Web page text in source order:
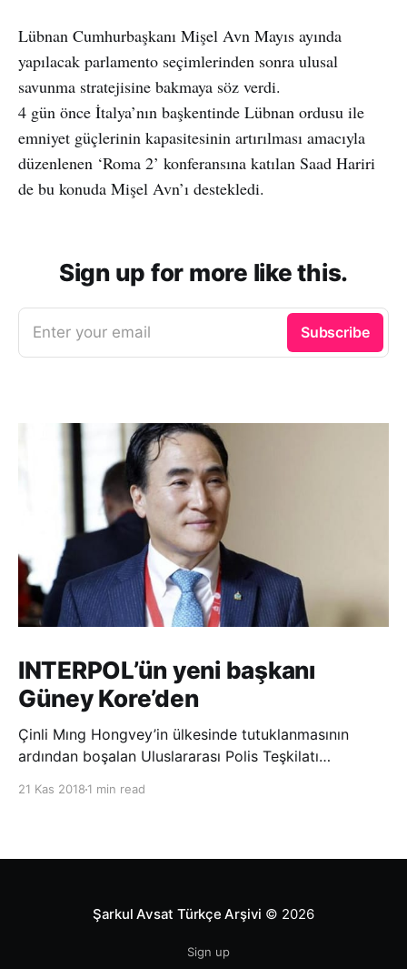
Lübnan Cumhurbaşkanı Mişel Avn Mayıs ayında
yapılacak parlamento seçimlerinden sonra ulusal
savunma stratejisine bakmaya söz verdi.
4 gün önce İtalya’nın başkentinde Lübnan ordusu ile
emniyet güçlerinin kapasitesinin artırılması amacıyla
düzenlenen ‘Roma 2’ konferansına katılan Saad Hariri
de bu konuda Mişel Avn’ı destekledi.
Sign up for more like this.
Enter your email Subscribe
INTERPOL’ün yeni başkanı
Güney Kore’den
Çinli Mıng Hongvey’in ülkesinde tutuklanmasının
ardından boşalan Uluslararası Polis Teşkilatı
21 Kas 2018 1 min read
Şarkul Avsat Türkçe Arşivi © 2026
Sign up